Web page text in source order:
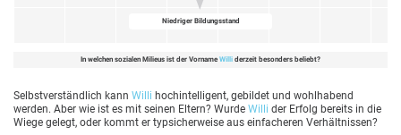
Niedriger Bildungsstand
In welchen sozialen Milieus ist der Vorname Willi derzeit besonders beliebt?
Selbstverständlich kann Willi hochintelligent, gebildet und wohlhabend
werden. Aber wie ist es mit seinen Eltern? Wurde Willi der Erfolg bereits in die
Wiege gelegt, oder kommt er typsicherweise aus einfacheren Verhältnissen?